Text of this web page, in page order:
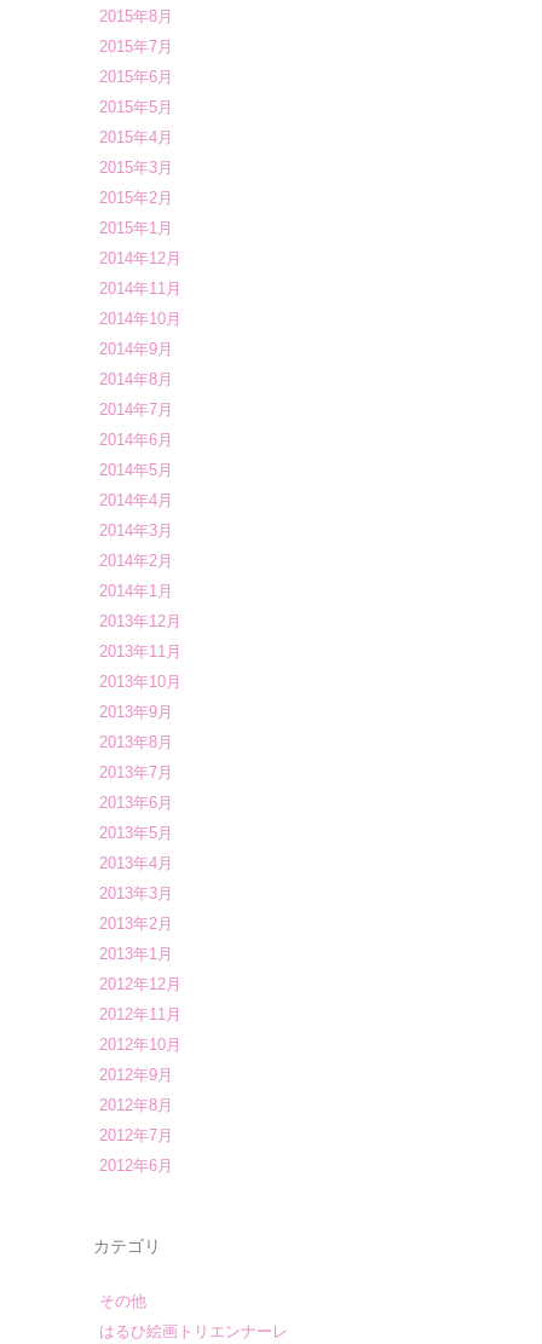
2015年8月
2015年7月
2015年6月
2015年5月
2015年4月
2015年3月
2015年2月
2015年1月
2014年12月
2014年11月
2014年10月
2014年9月
2014年8月
2014年7月
2014年6月
2014年5月
2014年4月
2014年3月
2014年2月
2014年1月
2013年12月
2013年11月
2013年10月
2013年9月
2013年8月
2013年7月
2013年6月
2013年5月
2013年4月
2013年3月
2013年2月
2013年1月
2012年12月
2012年11月
2012年10月
2012年9月
2012年8月
2012年7月
2012年6月
カテゴリ
その他
はるひ絵画トリエンナーレ